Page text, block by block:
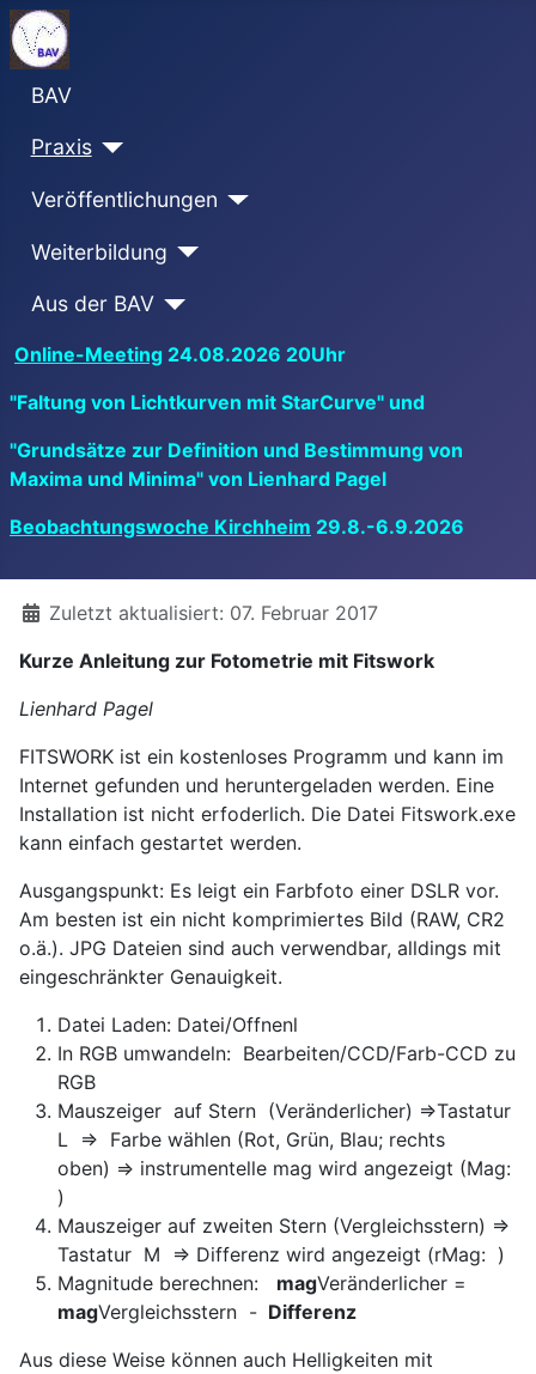
BAV
Praxis
Veröffentlichungen
Weiterbildung
Aus der BAV
Online-Meeting 24.08.2026 20Uhr
"Faltung von Lichtkurven mit StarCurve" und
"Grundsätze zur Definition und Bestimmung von
Maxima und Minima" von Lienhard Pagel
Beobachtungswoche Kirchheim 29.8.-6.9.2026
DetailsZuletzt aktualisiert: 07. Februar 2017
Kurze Anleitung zur Fotometrie mit Fitswork
Lienhard Pagel
FITSWORK ist ein kostenloses Programm und kann im
Internet gefunden und heruntergeladen werden. Eine
Installation ist nicht erfoderlich. Die Datei Fitswork.exe
kann einfach gestartet werden.
Ausgangspunkt: Es leigt ein Farbfoto einer DSLR vor.
Am besten ist ein nicht komprimiertes Bild (RAW, CR2
o.ä.). JPG Dateien sind auch verwendbar, alldings mit
eingeschränkter Genauigkeit.
Datei Laden: Datei/Offnenl
In RGB umwandeln: Bearbeiten/CCD/Farb-CCD zu
RGB
Mauszeiger auf Stern (Veränderlicher) =>Tastatur
L => Farbe wählen (Rot, Grün, Blau; rechts
oben) => instrumentelle mag wird angezeigt (Mag:
)
Mauszeiger auf zweiten Stern (Vergleichsstern) =>
Tastatur M => Differenz wird angezeigt (rMag: )
Magnitude berechnen: magVeränderlicher =
magVergleichsstern - Differenz
Aus diese Weise können auch Helligkeiten mit